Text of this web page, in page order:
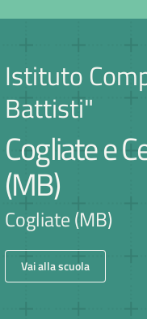
Istituto
Battisti"
Cogliate e
(MB)
Cogliate (MB)
Vai alla scuola